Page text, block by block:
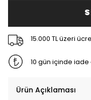
15.000 TL üzeri
10 gün içinde
Ürün Açıklaması